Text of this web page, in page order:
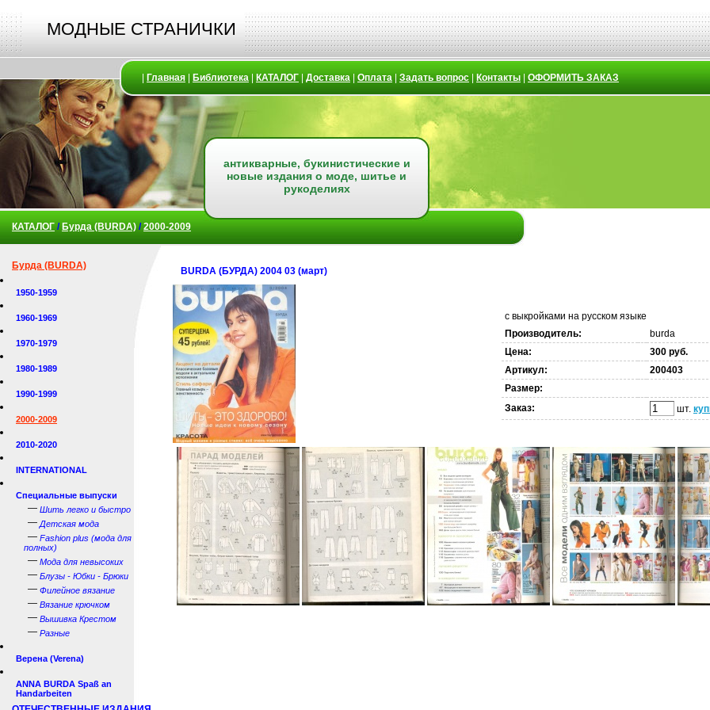
МОДНЫЕ СТРАНИЧКИ
Главная Библиотека КАТАЛОГ Доставка Оплата Задать вопрос Контакты ОФОРМИТЬ ЗАКАЗ
антикварные, букинистические и
новые издания о моде, шитье и
рукоделиях
КАТАЛОГ / Бурда (BURDA) /2000-2009
Бурда (BURDA)
1950-1959
1960-1969
1970-1979
1980-1989
1990-1999
2000-2009
2010-2020
INTERNATIONAL
Специальные выпуски
— Шить легко и быстро
— Детская мода
— Fashion plus (мода для
полных)
— Мода для невысоких
— Блузы - Юбки - Брюки
— Филейное вязание
— Вязание крючком
— Вышивка Крестом
— Разные
Верена (Verena)
ANNA BURDA Spaß an
Handarbeiten
BURDA (БУРДА) 2004 03 (март)
с выкройками на русском языке
Производитель:
burda
Цена:
300 руб.
Артикул:
200403
Размер:
Заказ:
шт.